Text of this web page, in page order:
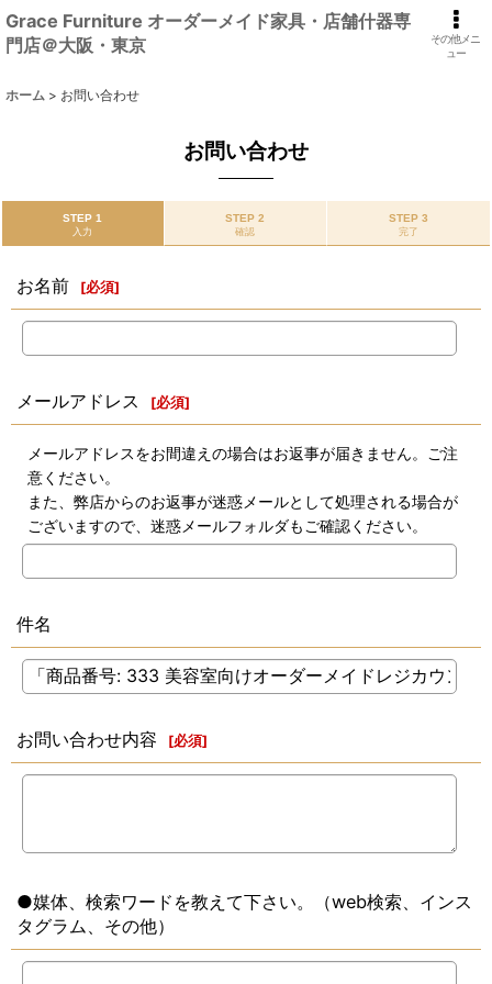
Grace Furniture オーダーメイド家具・店舗什器専
門店＠大阪・東京
その他メニ
ュー
ホーム > お問い合わせ
お問い合わせ
STEP 1
入力
STEP 2
確認
STEP 3
完了
お名前 [必須]
メールアドレス [必須]
メールアドレスをお間違えの場合はお返事が届きません。ご注
意ください。
また、弊店からのお返事が迷惑メールとして処理される場合が
ございますので、迷惑メールフォルダもご確認ください。
件名
お問い合わせ内容 [必須]
●媒体、検索ワードを教えて下さい。（web検索、インス
タグラム、その他）